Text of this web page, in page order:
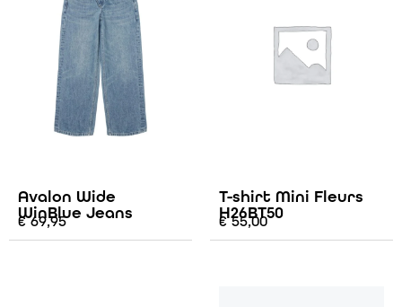
Avalon Wide
WinBlue Jeans
€69,95
T-shirt Mini Fleurs
H26BT50
€55,00